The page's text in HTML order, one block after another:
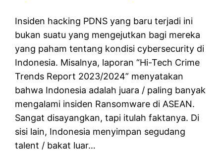
Insiden hacking PDNS yang baru terjadi ini
bukan suatu yang mengejutkan bagi mereka
yang paham tentang kondisi cybersecurity di
Indonesia. Misalnya, laporan “Hi-Tech Crime
Trends Report 2023/2024” menyatakan
bahwa Indonesia adalah juara / paling banyak
mengalami insiden Ransomware di ASEAN.
Sangat disayangkan, tapi itulah faktanya. Di
sisi lain, Indonesia menyimpan segudang
talent / bakat luar…